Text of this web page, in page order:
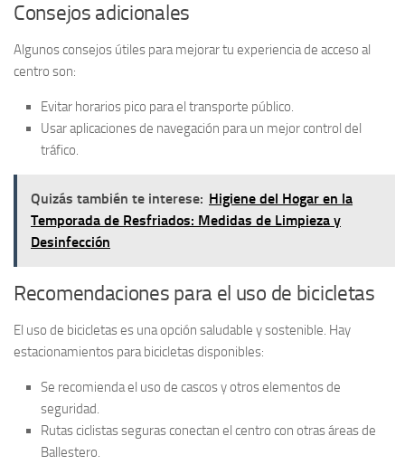
Consejos adicionales
Algunos consejos útiles para mejorar tu experiencia de acceso al
centro son:
Evitar horarios pico para el transporte público.
Usar aplicaciones de navegación para un mejor control del
tráfico.
Quizás también te interese: Higiene del Hogar en la
Temporada de Resfriados: Medidas de Limpieza y
Desinfección
Recomendaciones para el uso de bicicletas
El uso de bicicletas es una opción saludable y sostenible. Hay
estacionamientos para bicicletas disponibles:
Se recomienda el uso de cascosy otros elementos de
seguridad.
Rutas ciclistas seguras conectan el centro con otras áreas de
Ballestero.